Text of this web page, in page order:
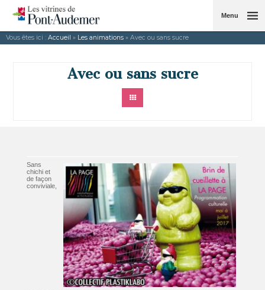
Menu
Vous êtes ici : Accueil » Les animations » Avec ou sans sucre
Avec ou sans sucre
Sans
chichi et
de façon
conviviale,